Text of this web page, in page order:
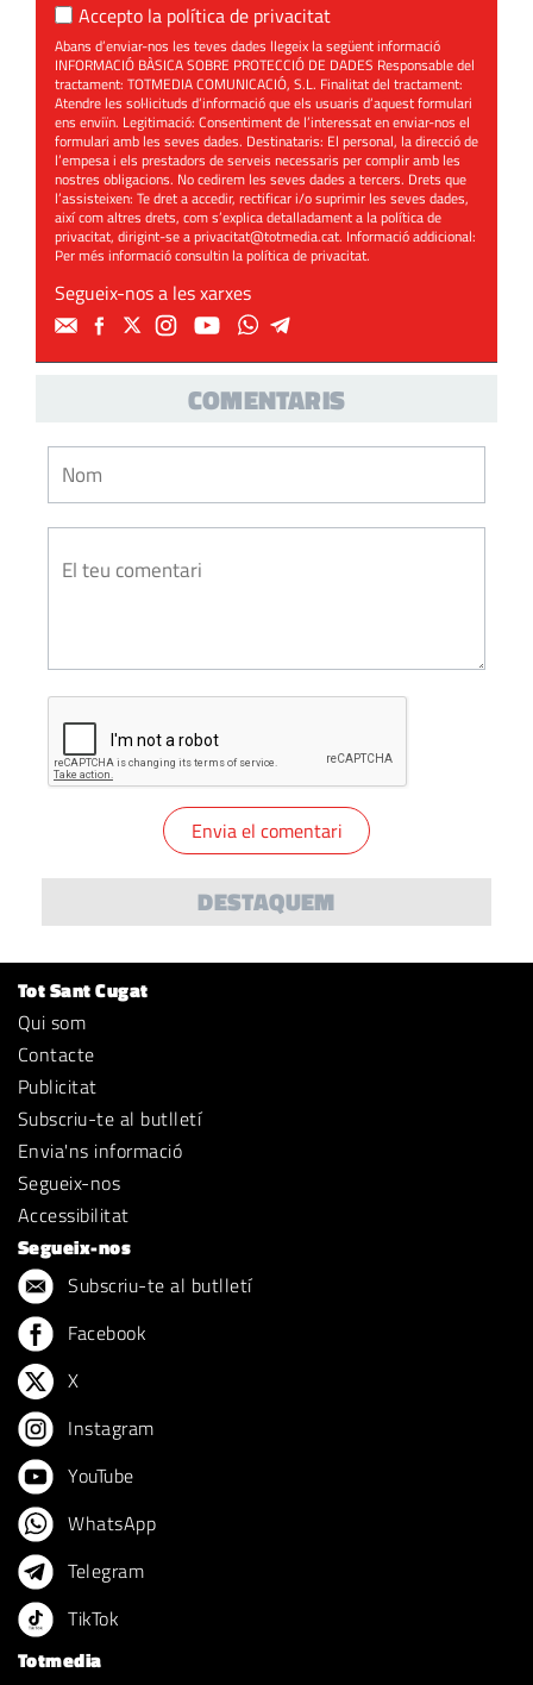
Accepto la política de privacitat
Abans d’enviar-nos les teves dades llegeix la següent informació
INFORMACIÓ BÀSICA SOBRE PROTECCIÓ DE DADES Responsable del
tractament: TOTMEDIA COMUNICACIÓ, S.L. Finalitat del tractament:
Atendre les sol·licituds d’informació que els usuaris d’aquest formulari
ens enviïn. Legitimació: Consentiment de l’interessat en enviar-nos el
formulari amb les seves dades. Destinataris: El personal, la direcció de
l’empesa i els prestadors de serveis necessaris per complir amb les
nostres obligacions. No cedirem les seves dades a tercers. Drets que
l’assisteixen: Te dret a accedir, rectificar i/o suprimir les seves dades,
així com altres drets, com s’explica detalladament a la política de
privacitat, dirigint-se aprivacitat@totmedia.cat. Informació addicional:
Per més informació consultin lapolítica de privacitat.
Segueix-nos a les xarxes
COMENTARIS
DESTAQUEM
Tot Sant Cugat
Qui som
Contacte
Publicitat
Subscriu-te al butlletí
Envia'ns informació
Segueix-nos
Accessibilitat
Segueix-nos
Subscriu-te al butlletí
Facebook
X
Instagram
YouTube
WhatsApp
Telegram
TikTok
Totmedia